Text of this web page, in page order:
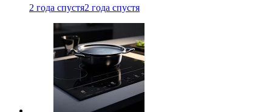
2 года спустя2 года спустя